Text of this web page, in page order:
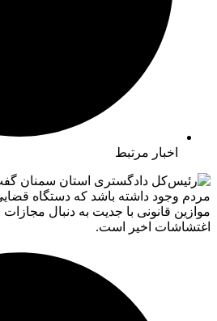
اخبار مرتبط